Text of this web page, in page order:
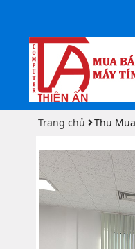
Trang chủ Thu